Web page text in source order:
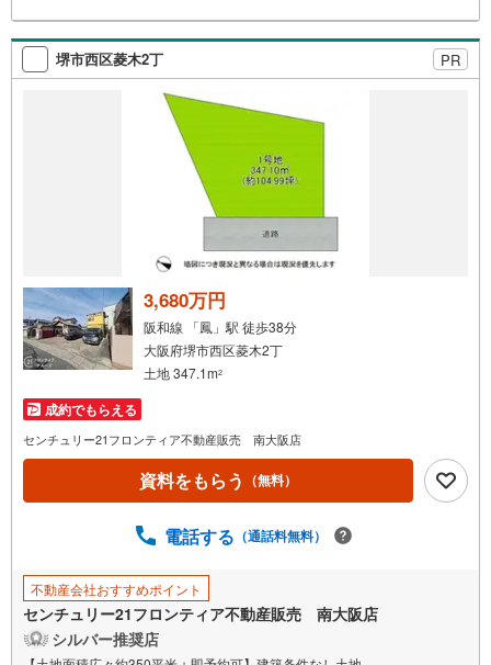
堺市西区菱木2丁 PR
3,680万円
阪和線 「鳳」駅 徒歩38分
大阪府堺市西区菱木2丁
土地 347.1m2
成約でもらえる
センチュリー21フロンティア不動産販売 南大阪店
資料をもらう （無料）
電話する （通話料無料）
不動産会社おすすめポイント
センチュリー21フロンティア不動産販売 南大阪店
シルバー推奨店